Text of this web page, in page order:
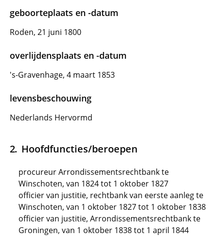
geboorteplaats en -datum
Roden, 21 juni 1800
overlijdensplaats en -datum
's-Gravenhage, 4 maart 1853
levensbeschouwing
Nederlands Hervormd
Hoofdfuncties/beroepen
procureur Arrondissementsrechtbank te
Winschoten, van 1824 tot 1 oktober 1827
officier van justitie, rechtbank van eerste aanleg te
Winschoten, van 1 oktober 1827 tot 1 oktober 1838
officier van justitie, Arrondissementsrechtbank te
Groningen, van 1 oktober 1838 tot 1 april 1844